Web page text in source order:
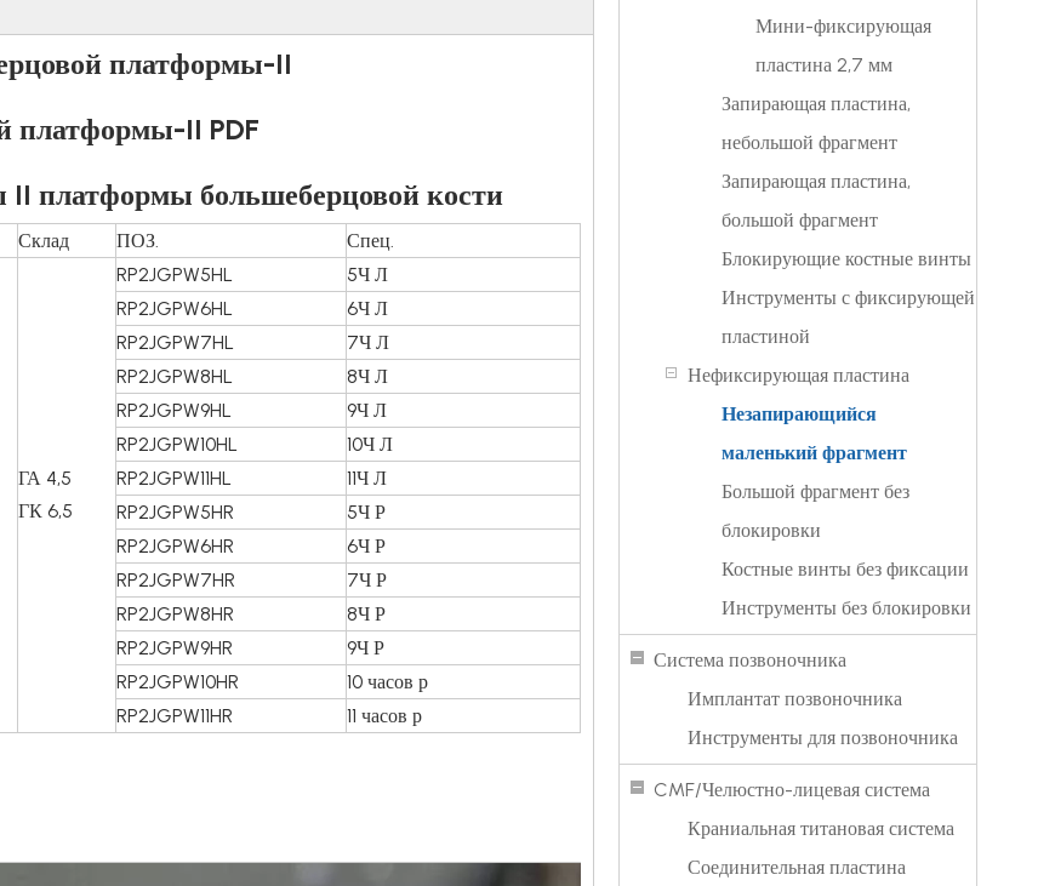
платформы-II
платформы-II PDF
II платформы большеберцовой кости
Склад ПОЗ. Спец.
ГА 4,5
ГК 6,5
RP2JGPW5HL
5Ч Л
RP2JGPW6HL
6Ч Л
RP2JGPW7HL
7Ч Л
RP2JGPW8HL
8Ч Л
RP2JGPW9HL
9Ч Л
RP2JGPW10HL
10Ч Л
RP2JGPW11HL
11Ч Л
RP2JGPW5HR
5Ч Р
RP2JGPW6HR
6Ч Р
RP2JGPW7HR
7Ч Р
RP2JGPW8HR
8Ч Р
RP2JGPW9HR
9Ч Р
RP2JGPW10HR
10 часов р
RP2JGPW11HR
11 часов р
Мини-фиксирующая
пластина 2,7 мм
Запирающая пластина,
небольшой фрагмент
Запирающая пластина,
большой фрагмент
Блокирующие костные винты
Инструменты с фиксирующей
пластиной
Нефиксирующая пластина
Незапирающийся
маленький фрагмент
Большой фрагмент без
блокировки
Костные винты без фиксации
Инструменты без блокировки
Система позвоночника
Имплантат позвоночника
Инструменты для позвоночника
CMF/Челюстно-лицевая система
Краниальная титановая система
Соединительная пластина